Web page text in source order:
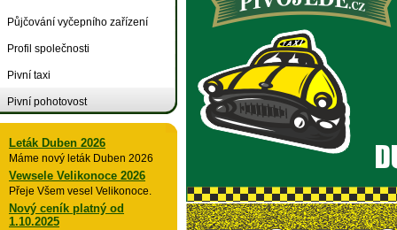
Půjčování vyčepního zařízení
Profil společnosti
Pivní taxi
Pivní pohotovost
Leták Duben 2026
Máme nový leták Duben 2026
Vewsele Velikonoce 2026
Přeje Všem vesel Velikonoce.
Nový ceník platný od
1.10.2025